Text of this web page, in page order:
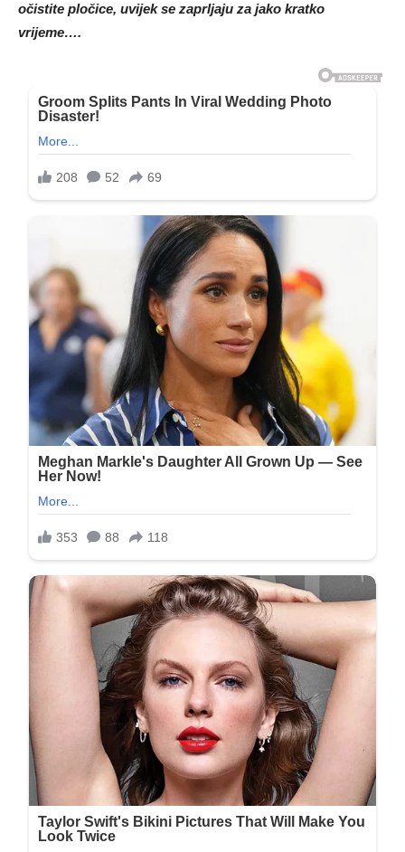
očistite pločice, uvijek se zaprljaju za jako kratko
vrijeme….